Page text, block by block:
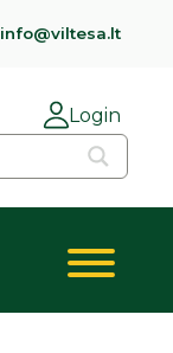
info@viltesa.lt
Login